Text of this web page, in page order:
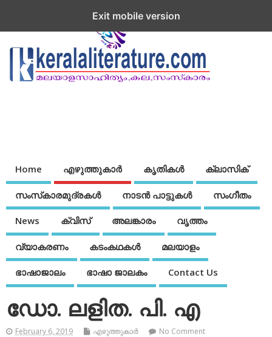
Home എഴുത്തുകാര്‍ കൃതികൾ ക്ലാസിക്
സംസ്‌കാരമുദ്രകള്‍ നാടന്‍ പാട്ടുകള്‍ സംഗീതം
News ക്വിസ് അലങ്കാരം വൃത്തം
വ്യാകരണം കടംകഥകള്‍ മലയാളം
ഭാഷാജാലം ഭാഷാ ജാലകം Contact Us
ഡോ. ലളിത. പി. എ
February 6, 2019 എഴുത്തുകാര്‍ No Comment
Exit mobile version